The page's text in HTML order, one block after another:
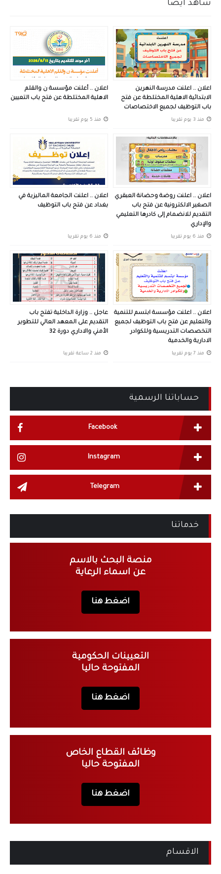
شاهد أيضاً
اعلان .. اعلنت مدرسة النهرين
الابتدائية الاهلية المختلطة عن فتح
باب التوظيف لجميع الاختصاصات
منذ 3 يوم تقريبا
اعلان .. أعلنت مؤسسة ن والقلم
الاهلية المختلطة عن فتح باب التعيين
منذ 5 يوم تقريبا
اعلان .. اعلنت روضة وحضانة العبقري
الصغير الالكترونية عن فتح باب
التقديم للانضمام إلى كادرها التعليمي
والإداري
منذ 6 يوم تقريبا
اعلان .. اعلنت الجامعة الماليزية في
بغداد عن فتح باب التوظيف
منذ 6 يوم تقريبا
اعلان .. اعلنت مؤسسة ابتسم للتنمية
والتعليم عن فتح باب التوظيف لجميع
التخصصات التدريسية وللكوادر
الادارية والخدمية
منذ 7 يوم تقريبا
عاجل .. وزارة الداخلية تفتح باب
التقديم على المعهد العالي للتطوير
الأمني والاداري دورة 32
منذ 2 ساعة تقريبا
حساباتنا الرسمية
Facebook
Instagram
Telegram
خدماتنا
منصة البحث بالاسم
عن اسماء الرعاية
اضغط هنا
التعيينات الحكومية
المفتوحة حاليا
اضغط هنا
وظائف القطاع الخاص
المفتوحة حاليا
اضغط هنا
الاقسام